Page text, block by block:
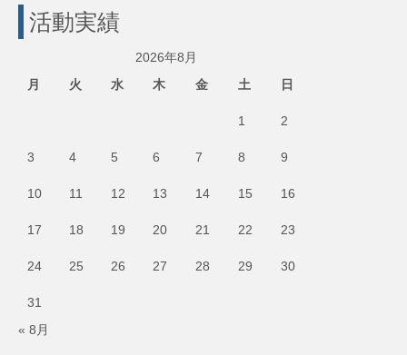
活動実績
2026年8月
月
火 水 木 金 土 日
1 2
3 4 5 6 7 8 9
10 11 12 13 14 15 16
17 18 19 20 21 22 23
24 25 26 27 28 29 30
31
« 8月